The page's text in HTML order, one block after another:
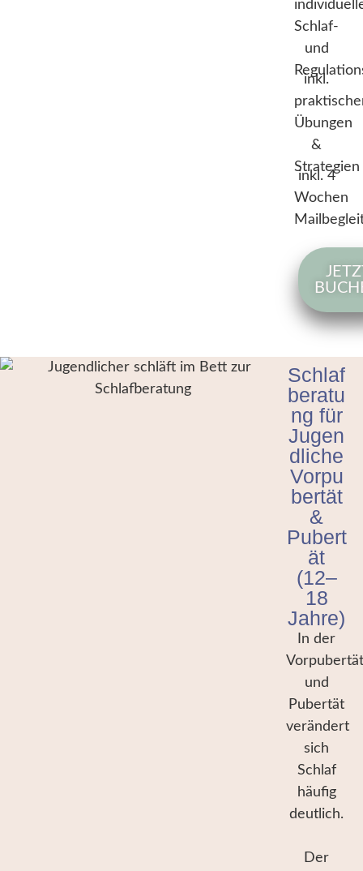
Schlaf-
und
inkl.
Übungen
&
Strategien
inkl. 4
Wochen
Schlaf
beratu
ng für
Jugen
dliche
Vorpu
bertät
&
Pubert
ät
(12–
18
Jahre)
In der
und
Pubertät
verändert
sich
Schlaf
häufig
deutlich.
Der